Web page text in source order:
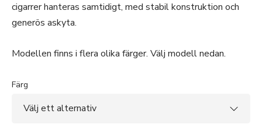
cigarrer hanteras samtidigt, med stabil konstruktion och
generös askyta.
Modellen finns i flera olika färger. Välj modell nedan.
Färg